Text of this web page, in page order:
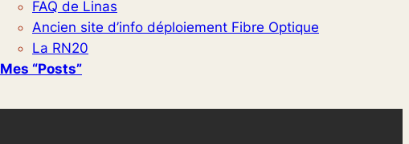
FAQ de Linas
Ancien site d’info déploiement Fibre Optique
La RN20
Mes “posts”